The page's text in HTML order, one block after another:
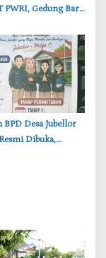
PWRI, Gedung Baru
BPD Desa Jubellor
Dibuka,